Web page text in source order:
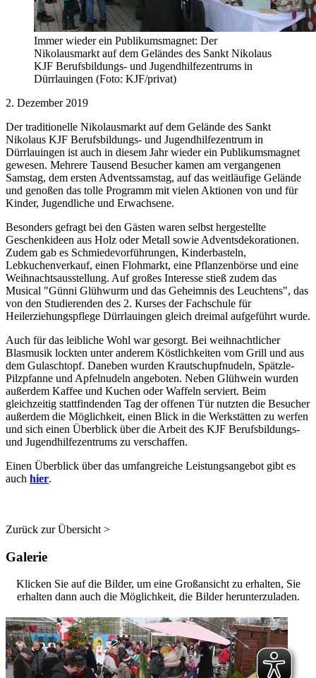
Immer wieder ein Publikumsmagnet: Der
Nikolausmarkt auf dem Geländes des Sankt Nikolaus
KJF Berufsbildungs- und Jugendhilfezentrums in
Dürrlauingen (Foto: KJF/privat)
2. Dezember 2019
Der traditionelle Nikolausmarkt auf dem Gelände des Sankt
Nikolaus KJF Berufsbildungs- und Jugendhilfezentrum in
Dürrlauingen ist auch in diesem Jahr wieder ein Publikumsmagnet
gewesen. Mehrere Tausend Besucher kamen am vergangenen
Samstag, dem ersten Adventssamstag, auf das weitläufige Gelände
und genoßen das tolle Programm mit vielen Aktionen von und für
Kinder, Jugendliche und Erwachsene.
Besonders gefragt bei den Gästen waren selbst hergestellte
Geschenkideen aus Holz oder Metall sowie Adventsdekorationen.
Zudem gab es Schmiedevorführungen, Kinderbasteln,
Lebkuchenverkauf, einen Flohmarkt, eine Pflanzenbörse und eine
Weihnachtsausstellung. Auf großes Interesse stieß zudem das
Musical "Günni Glühwurm und das Geheimnis des Leuchtens", das
von den Studierenden des 2. Kurses der Fachschule für
Heilerziehungspflege Dürrlauingen gleich dreimal aufgeführt wurde.
Auch für das leibliche Wohl war gesorgt. Bei weihnachtlicher
Blasmusik lockten unter anderem Köstlichkeiten vom Grill und aus
dem Gulaschtopf. Daneben wurden Krautschupfnudeln, Spätzle-
Pilzpfanne und Apfelnudeln angeboten. Neben Glühwein wurden
außerdem Kaffee und Kuchen oder Waffeln serviert. Beim
gleichzeitig stattfindenden Tag der offenen Tür nutzten die Besucher
außerdem die Möglichkeit, einen Blick in die Werkstätten zu werfen
und sich einen Überblick über die Arbeit des KJF Berufsbildungs-
und Jugendhilfezentrums zu verschaffen.
Einen Überblick über das umfangreiche Leistungsangebot gibt es
auch hier.
Zurück zur Übersicht >
Galerie
Klicken Sie auf die Bilder, um eine Großansicht zu erhalten, Sie
erhalten dann auch die Möglichkeit, die Bilder herunterzuladen.